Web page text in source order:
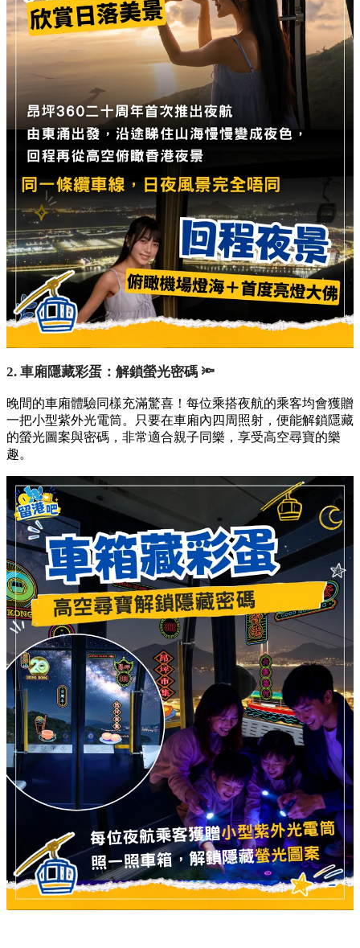
2. 車廂隱藏彩蛋：解鎖螢光密碼 🔦
晚間的車廂體驗同樣充滿驚喜！每位乘搭夜航的乘客均會獲贈
一把小型紫外光電筒。只要在車廂內四周照射，便能解鎖隱藏
的螢光圖案與密碼，非常適合親子同樂，享受高空尋寶的樂
趣。